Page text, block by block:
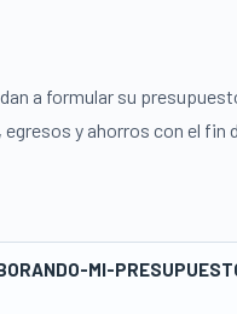
a formular su
y ahorros con el fin